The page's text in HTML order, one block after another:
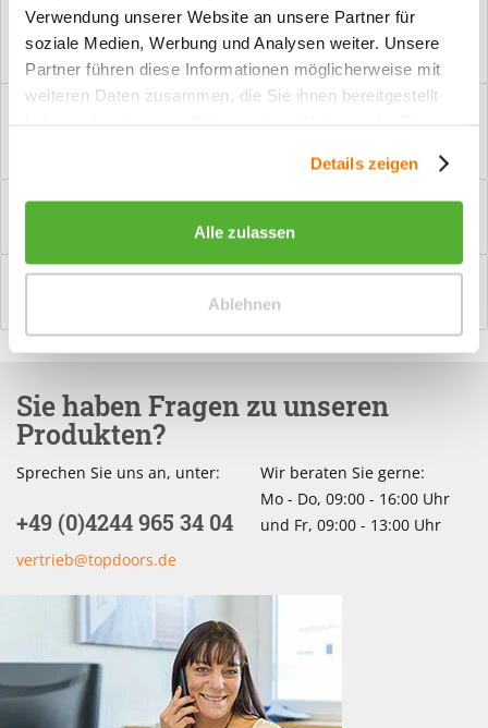
Verwendung unserer Website an unsere Partner für
soziale Medien, Werbung und Analysen weiter. Unsere
Partner führen diese Informationen möglicherweise mit
weiteren Daten zusammen, die Sie ihnen bereitgestellt
Details zeigen
Alle zulassen
Ablehnen
Kostenloser Versand ab € 2000,- Bestellwert
Versand mit eigener Spedition
Beschreibung
mehr
Bewertungen
0
Bewertungen lesen, schreiben und diskutieren...
Hilfevideo
Sie haben Fragen zu unseren
Produkten?
Sprechen Sie uns an, unter:
+49 (0)4244 965 34 04
vertrieb@topdoors.de
Wir beraten Sie gerne:
Mo - Do, 09:00 - 16:00 Uhr
und Fr, 09:00 - 13:00 Uhr